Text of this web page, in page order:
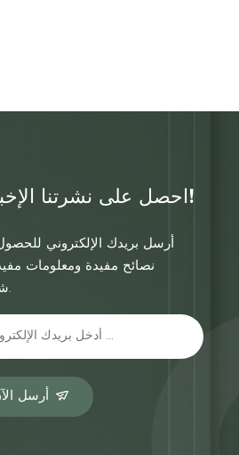
احصل على نشرتنا الإخبارية!
أرسل بريدك الإلكتروني
نصائح مفيدة ومعلومات
شركائنا.
أرسل